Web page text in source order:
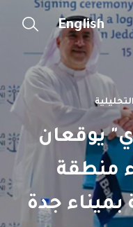
English
يوقعان
منطقة
جدة